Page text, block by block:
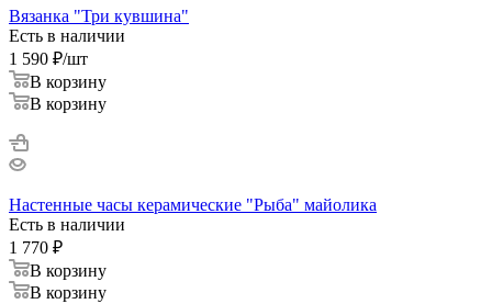
Вязанка "Три кувшина"
Есть в наличии
1 590 ₽/шт
В корзину
В корзину
Настенные часы керамические "Рыба" майолика
Есть в наличии
1 770 ₽
В корзину
В корзину